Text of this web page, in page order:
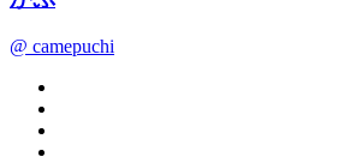
@ camepuchi